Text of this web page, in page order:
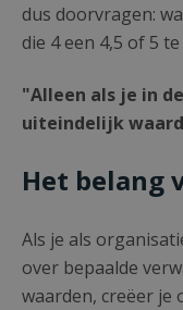
dus doorvragen:
die 4 een 4,5 of 5
"Alleen als je in
uiteindelijk
Het belang
Als je als
over bepaalde
waarden, creëer je